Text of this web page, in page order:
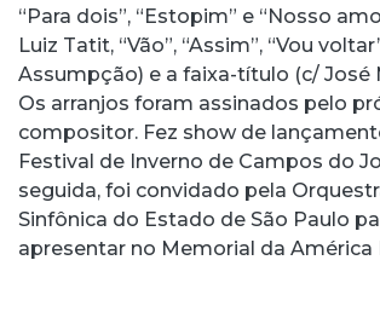
“Para dois”, “Estopim” e “Nosso
Luiz Tatit, “Vão”, “Assim”, “Vou
Assumpção) e a faixa-título (c/ José
Os arranjos foram assinados pelo
compositor. Fez show de
Festival de Inverno de Campos do
seguida, foi convidado pela
Sinfônica do Estado de São Paulo
apresentar no Memorial da América